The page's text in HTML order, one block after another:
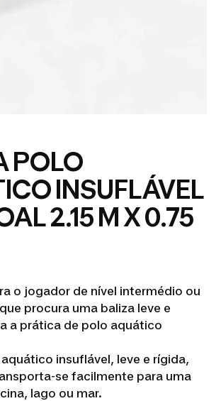
POLO
INSUFLÁVEL
2.15 M X 0.75
o jogador de nível intermédio ou
procura uma baliza leve e
a prática de polo aquático
insuflável, leve e rígida,
se facilmente para uma
lago ou mar.